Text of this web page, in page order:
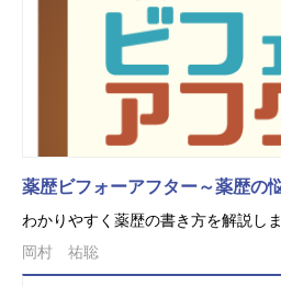
薬歴ビフォーアフター～薬歴の
わかりやすく薬歴の書き方を解説し
岡村 祐聡